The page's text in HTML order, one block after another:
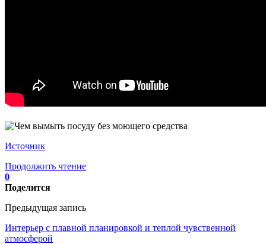
Источник
Продолжить чтение
0
Поделится
Предыдущая запись
Интерьер с плавной планировкой и теплой чувственной
атмосферой